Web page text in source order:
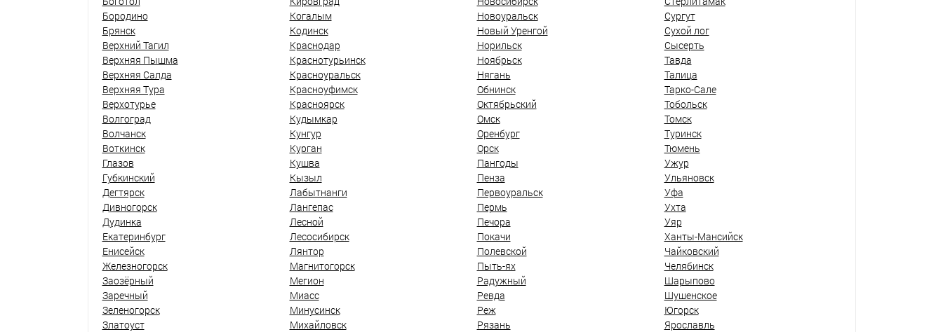
Бородино
Брянск
Верхний Тагил
Верхняя Пышма
Верхняя Салда
Верхняя Тура
Верхотурье
Волгоград
Волчанск
Воткинск
Глазов
Губкинский
Дегтярск
Дивногорск
Дудинка
Екатеринбург
Енисейск
Железногорск
Заозёрный
Заречный
Зеленогорск
Златоуст
Когалым
Кодинск
Краснодар
Краснотурьинск
Красноуральск
Красноуфимск
Красноярск
Кудымкар
Кунгур
Курган
Кушва
Кызыл
Лабытнанги
Лангепас
Лесной
Лесосибирск
Лянтор
Магнитогорск
Мегион
Миасс
Минусинск
Михайловск
Новоуральск
Новый Уренгой
Норильск
Ноябрьск
Нягань
Обнинск
Октябрьский
Омск
Оренбург
Орск
Пангоды
Пенза
Первоуральск
Пермь
Печора
Покачи
Полевской
Пыть-ях
Радужный
Ревда
Реж
Рязань
Сургут
Сухой лог
Сысерть
Тавда
Талица
Тарко-Сале
Тобольск
Томск
Туринск
Тюмень
Ужур
Ульяновск
Уфа
Ухта
Уяр
Ханты-Мансийск
Чайковский
Челябинск
Шарыпово
Шушенское
Югорск
Ярославль